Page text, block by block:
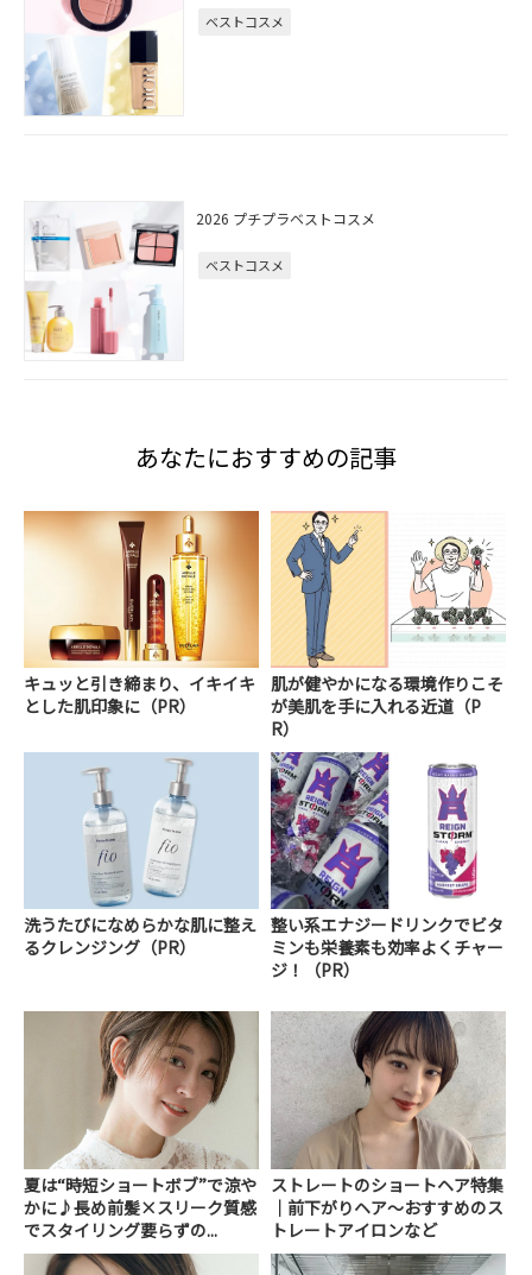
ベストコスメ
2026 プチプラベストコスメ
ベストコスメ
あなたにおすすめの記事
キュッと引き締まり、イキイキ
とした肌印象に（PR）
肌が健やかになる環境作りこそ
が美肌を手に入れる近道（P
R）
洗うたびになめらかな肌に整え
るクレンジング（PR）
整い系エナジードリンクでビタ
ミンも栄養素も効率よくチャー
ジ！（PR）
夏は“時短ショートボブ”で涼や
かに♪長め前髪×スリーク質感
でスタイリング要らずの...
ストレートのショートヘア特集
｜前下がりヘア～おすすめのス
トレートアイロンなど